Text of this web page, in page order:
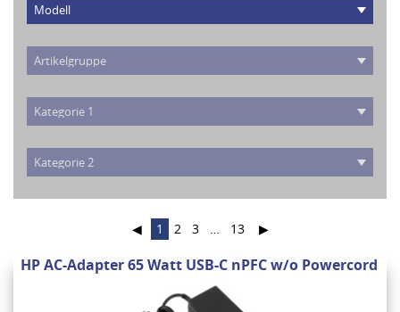
◀ 1 2 3 … 13 ▶
HP AC-Adapter 65 Watt USB-C nPFC w/o Powercord